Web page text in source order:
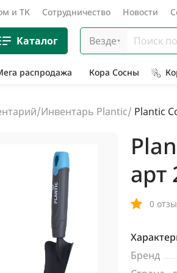
и ТК Сотрудничество Новости
Каталог Везде
распродажа Кора Сосны
/Инвентарь Plantic/ Plantic
арт
0
Бренд